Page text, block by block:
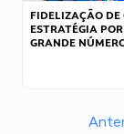
FIDELIZAÇÃO
ESTRATÉGIA
GRANDE